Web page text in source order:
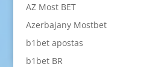
AZ Most BET
Azerbajany Mostbet
b1bet apostas
b1bet BR